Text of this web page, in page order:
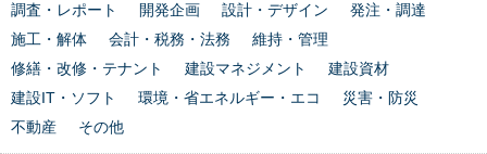
調査・レポート 開発企画 設計・デザイン
発注・調達
施工・解体
会計・税務・法務
維持・管理
修繕・改修・テナント
建設マネジメント
建設資材
建設IT・ソフト
環境・省エネルギー・エコ
災害・防災
不動産
その他